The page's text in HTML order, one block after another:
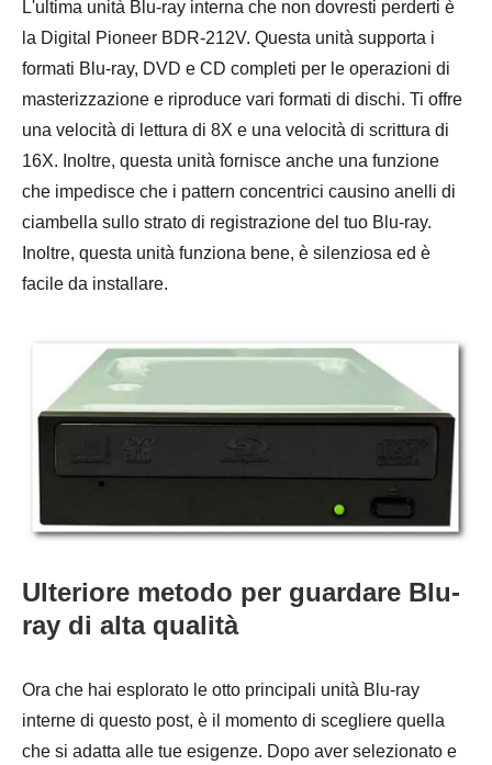
L'ultima unità Blu-ray interna che non dovresti perderti è
la Digital Pioneer BDR-212V. Questa unità supporta i
formati Blu-ray, DVD e CD completi per le operazioni di
masterizzazione e riproduce vari formati di dischi. Ti offre
una velocità di lettura di 8X e una velocità di scrittura di
16X. Inoltre, questa unità fornisce anche una funzione
che impedisce che i pattern concentrici causino anelli di
ciambella sullo strato di registrazione del tuo Blu-ray.
Inoltre, questa unità funziona bene, è silenziosa ed è
facile da installare.
Ulteriore metodo per guardare Blu-
ray di alta qualità
Ora che hai esplorato le otto principali unità Blu-ray
interne di questo post, è il momento di scegliere quella
che si adatta alle tue esigenze. Dopo aver selezionato e